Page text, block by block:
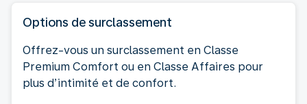
Options de surclassement
Offrez-vous un surclassement en Classe
Premium Comfort ou en Classe Affaires pour
plus d’intimité et de confort.